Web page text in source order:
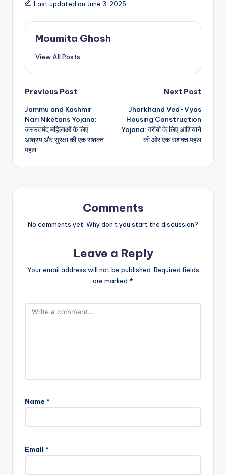
Last updated on June 3, 2025
Moumita Ghosh
View All Posts
Post
navigation
Previous Post
Jammu and Kashmir
Nari Niketans Yojana:
जरूरतमंद महिलाओं के लिए
आश्रय और सुरक्षा की एक सशक्त
पहल
Next Post
Jharkhand Ved-Vyas
Housing Construction
Yojana: गरीबों के लिए आशियाने
की ओर एक सशक्त पहल
Comments
No comments yet. Why don’t you start the discussion?
Leave a Reply
Your email address will not be published. Required fields
are marked *
Name *
Email *